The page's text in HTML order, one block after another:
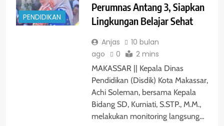
PENDIDIKAN
Perumnas Antang 3, Siapkan
Lingkungan Belajar Sehat
Anjas
10 bulan
ago
0 2 mins
MAKASSAR || Kepala Dinas
Pendidikan (Disdik) Kota Makassar,
Achi Soleman, bersama Kepala
Bidang SD, Kurniati, S.STP., M.M.,
melakukan monitoring langsung…